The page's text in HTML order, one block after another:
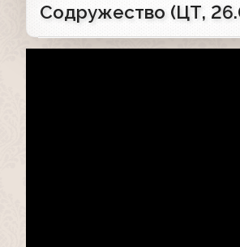
Содружество (ЦТ,